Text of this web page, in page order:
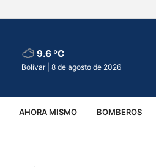
9.6 ºC
Bolívar | 8 de agosto de 2026
AHORA MISMO BOMBEROS